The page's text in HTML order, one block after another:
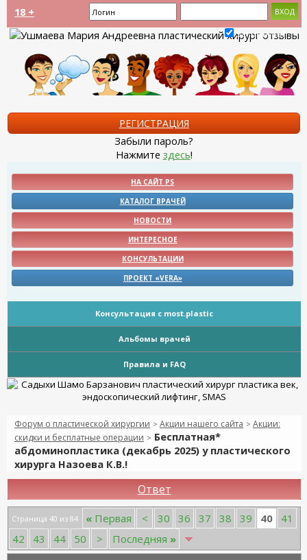
18 +
Запомнить?
РЕГИСТРАЦИЯ
Забыли пароль?
Нажмите здесь!
НА САЙТ PS
КАТАЛОГ ВРАЧЕЙ
НОВОСТИ
ИНТЕРЕСНОЕ
КОНСУЛЬТАЦИИ
ПРОЕКТ «VERA»
Консультация с most.plastic
Альбомы врачей
Правила и FAQ
Форум о пластической хирургии > Акции нашего сайта > Акции:
скидки и бесплатные операции > Бесплатная*
абдоминопластика (декабрь 2025) у пластического
хирурга Назоева К.В.!
Ответ
Страница 40 из 84 « Первая < 30 36 37 38 39 40
41
42
43 44 50 > Последняя »